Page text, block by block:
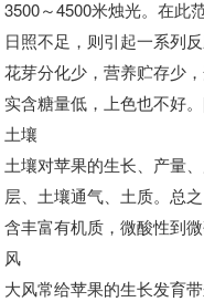
3500～4500米烛光。在此
日照不足，则引起一系列
花芽分化少，营养贮存少
实含糖量低，上色也不好
土壤
土壤对苹果的生长、产量
层、土壤通气、土质。总
含丰富有机质，微酸性到微
风
大风常给苹果的生长发育